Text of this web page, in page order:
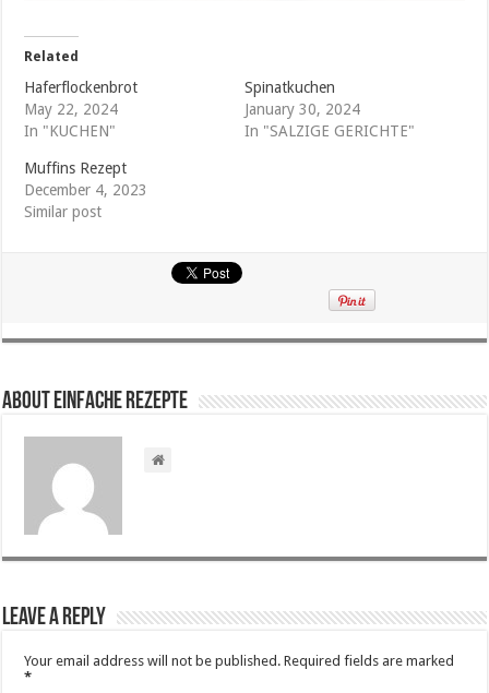
Related
Haferflockenbrot
May 22, 2024
In "KUCHEN"
Spinatkuchen
January 30, 2024
In "SALZIGE GERICHTE"
Muffins Rezept
December 4, 2023
Similar post
About Einfache Rezepte
Leave a Reply
Your email address will not be published. Required fields are marked
*